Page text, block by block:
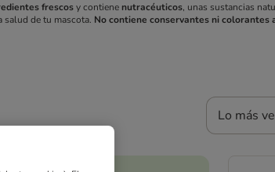
frescosy contiene nutracéuticos, unas sustancias
salud de tu mascota. No contiene conservantes ni colorantes
Lo más